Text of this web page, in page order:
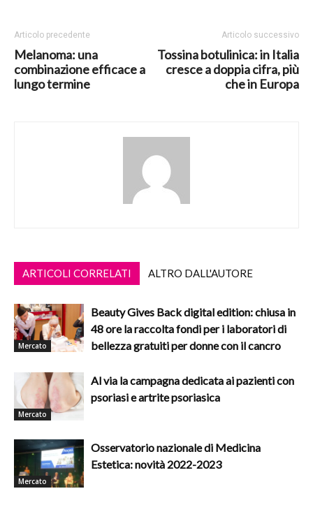
Articolo precedente
Melanoma: una
combinazione efficace a
lungo termine
Articolo successivo
Tossina botulinica: in Italia
cresce a doppia cifra, più
che in Europa
ARTICOLI CORRELATI ALTRO DALL'AUTORE
Mercato
Beauty Gives Back digital edition: chiusa in
48 ore la raccolta fondi per i laboratori di
bellezza gratuiti per donne con il cancro
Mercato
Al via la campagna dedicata ai pazienti con
psoriasi e artrite psoriasica
Mercato
Osservatorio nazionale di Medicina
Estetica: novità 2022-2023